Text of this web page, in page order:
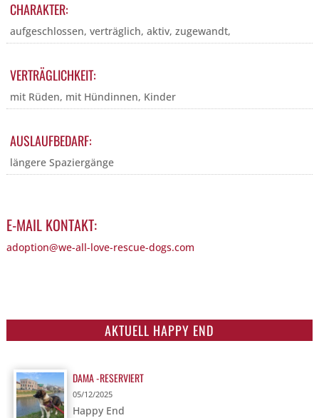
CHARAKTER:
aufgeschlossen, verträglich, aktiv, zugewandt,
VERTRÄGLICHKEIT:
mit Rüden, mit Hündinnen, Kinder
AUSLAUFBEDARF:
längere Spaziergänge
E-MAIL KONTAKT:
adoption@we-all-love-rescue-dogs.com
AKTUELL HAPPY END
DAMA -RESERVIERT
05/12/2025
Happy End